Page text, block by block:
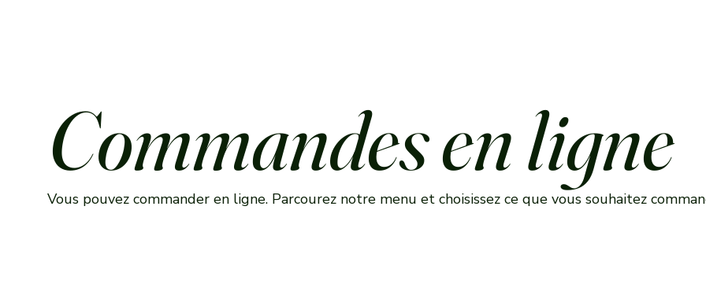
Commandes en ligne
Vous pouvez commander en ligne. Parcourez notre menu et choisissez ce que vous souhaitez